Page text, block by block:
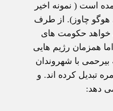
است ( نمونه اخير
هوگو چاوز). از طرف
خواهد حکومت های
اما همزمان رژيم هايی
با شهروندان
تبديل کرده اند. و
دهد: